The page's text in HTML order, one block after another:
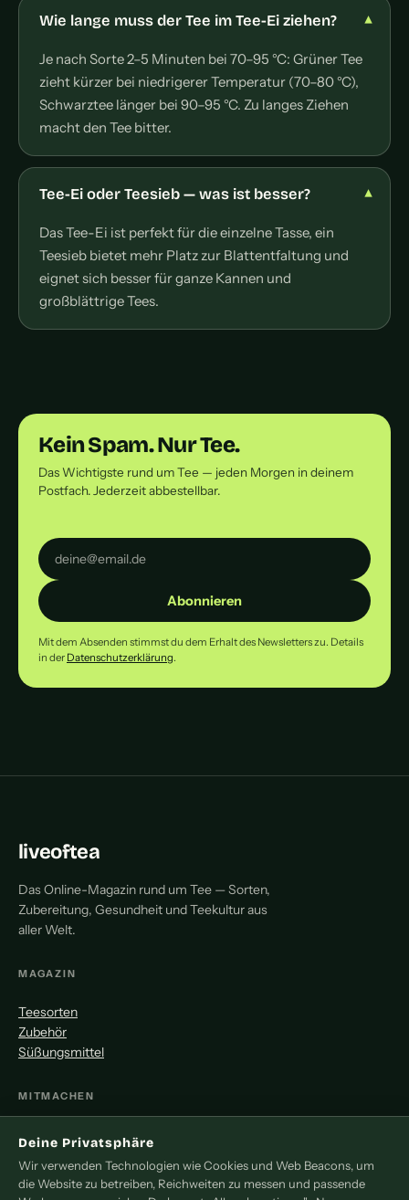
Wie lange muss der Tee im Tee-Ei ziehen?
Je nach Sorte 2–5 Minuten bei 70–95 °C: Grüner Tee
zieht kürzer bei niedrigerer Temperatur (70–80 °C),
Schwarztee länger bei 90–95 °C. Zu langes Ziehen
macht den Tee bitter.
Tee-Ei oder Teesieb — was ist besser?
Das Tee-Ei ist perfekt für die einzelne Tasse, ein
Teesieb bietet mehr Platz zur Blattentfaltung und
eignet sich besser für ganze Kannen und
großblättrige Tees.
Kein Spam. Nur Tee.
Das Wichtigste rund um Tee — jeden Morgen in deinem
Postfach. Jederzeit abbestellbar.
Abonnieren
Mit dem Absenden stimmst du dem Erhalt des Newsletters zu. Details
in der Datenschutzerklärung.
liveoftea
Das Online-Magazin rund um Tee — Sorten,
Zubereitung, Gesundheit und Teekultur aus
aller Welt.
MAGAZIN
Teesorten
Zubehör
Süßungsmittel
MITMACHEN
Redaktion
Pressemitteilung
Newsletter
Kontakt
Deine Privatsphäre
Wir verwenden Technologien wie Cookies und Web Beacons, um
die Website zu betreiben, Reichweiten zu messen und passende